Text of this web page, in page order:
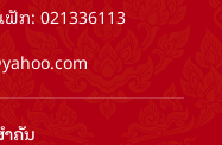
ກ: 021336113
ຄັນ​